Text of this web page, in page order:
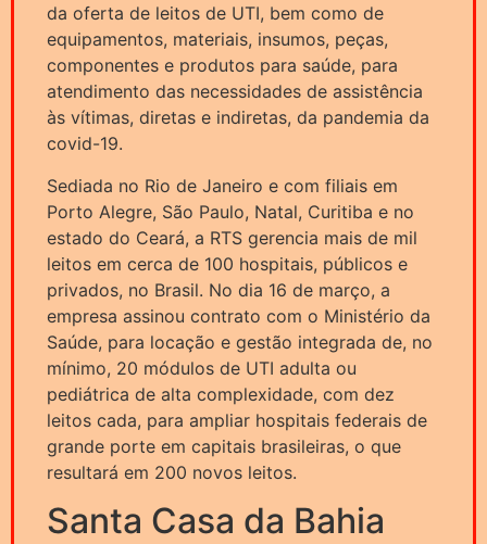
da oferta de leitos de UTI, bem como de
equipamentos, materiais, insumos, peças,
componentes e produtos para saúde, para
atendimento das necessidades de assistência
às vítimas, diretas e indiretas, da pandemia da
covid-19.
Sediada no Rio de Janeiro e com filiais em
Porto Alegre, São Paulo, Natal, Curitiba e no
estado do Ceará, a RTS gerencia mais de mil
leitos em cerca de 100 hospitais, públicos e
privados, no Brasil. No dia 16 de março, a
empresa assinou contrato com o Ministério da
Saúde, para locação e gestão integrada de, no
mínimo, 20 módulos de UTI adulta ou
pediátrica de alta complexidade, com dez
leitos cada, para ampliar hospitais federais de
grande porte em capitais brasileiras, o que
resultará em 200 novos leitos.
Santa Casa da Bahia